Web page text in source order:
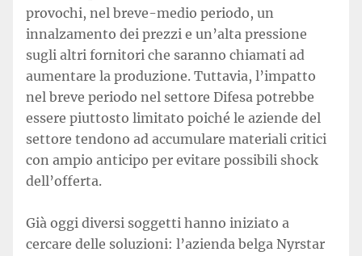
provochi, nel breve-medio periodo, un
innalzamento dei prezzi e un’alta pressione
sugli altri fornitori che saranno chiamati ad
aumentare la produzione. Tuttavia, l’impatto
nel breve periodo nel settore Difesa potrebbe
essere piuttosto limitato poiché le aziende del
settore tendono ad accumulare materiali critici
con ampio anticipo per evitare possibili shock
dell’offerta.
Già oggi diversi soggetti hanno iniziato a
cercare delle soluzioni: l’azienda belga Nyrstar